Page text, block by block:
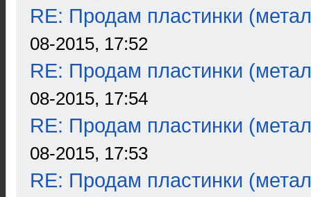
RE: Продам пластинки
08-2015, 17:52
RE: Продам пластинки
08-2015, 17:54
RE: Продам пластинки
08-2015, 17:53
RE: Продам пластинки